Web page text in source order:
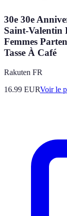
30e 30e
Saint-Valentin
Femmes
Tasse À Café
Rakuten FR
16.99 EURVoir le